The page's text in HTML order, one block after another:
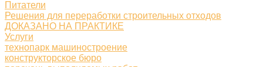
Питатели
Решения для переработки строительных отходов
ДОКАЗАНО НА ПРАКТИКЕ
Услуги
технопарк машиностроение
конструкторское бюро